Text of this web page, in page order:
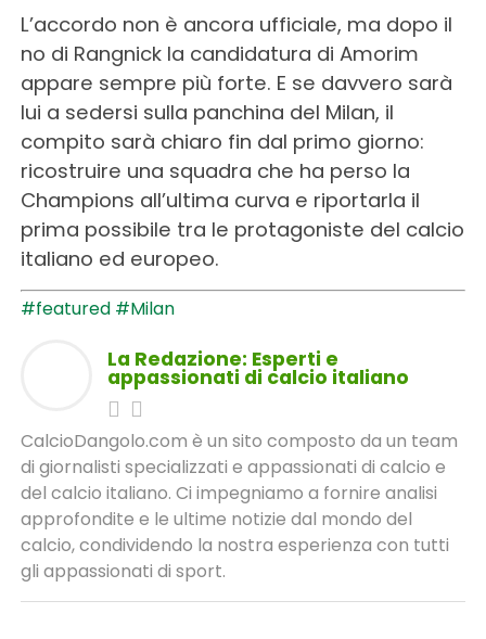
L’accordo non è ancora ufficiale, ma dopo il
no di Rangnick la candidatura di Amorim
appare sempre più forte. E se davvero sarà
lui a sedersi sulla panchina del Milan, il
compito sarà chiaro fin dal primo giorno:
ricostruire una squadra che ha perso la
Champions all’ultima curva e riportarla il
prima possibile tra le protagoniste del calcio
italiano ed europeo.
#featured #Milan
La Redazione: Esperti e
appassionati di calcio italiano
CalcioDangolo.com è un sito composto da un team
di giornalisti specializzati e appassionati di calcio e
del calcio italiano. Ci impegniamo a fornire analisi
approfondite e le ultime notizie dal mondo del
calcio, condividendo la nostra esperienza con tutti
gli appassionati di sport.